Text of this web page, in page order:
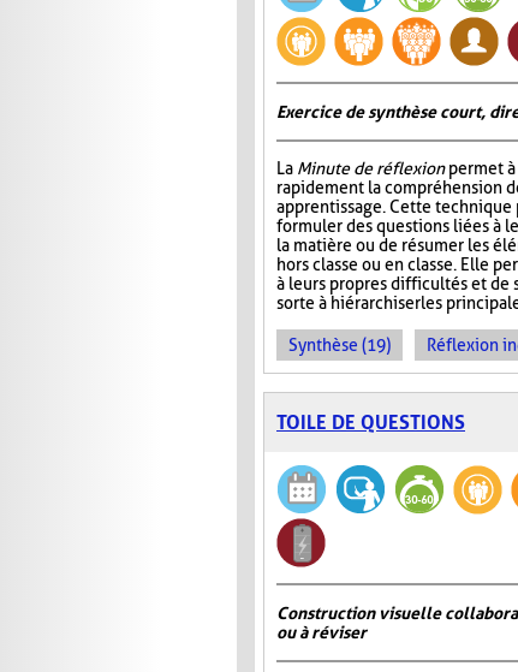
Exercice de synthèse court,
La Minute de réflexionpermet à
rapidement la compréhension
apprentissage. Cette technique
formuler des questions liées à
la matière ou de résumer les
hors classe ou en classe. Elle
à leurs propres difficultés et de
sorte à hiérarchiser les
Synthèse (19) Réflexion
TOILE DE QUESTIONS
Construction visuelle
ou à réviser